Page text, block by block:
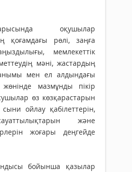
оқушылар
қоғамдағы рөлі, заңға
мемлекеттік
мәні, жас­тардың
мен ел алдындағы
жөнінде мазмұнды пікір
өз көзқарастарын
сыни ойлау қабілеттерін,
және
жоғары деңгейде
бойынша қазылар